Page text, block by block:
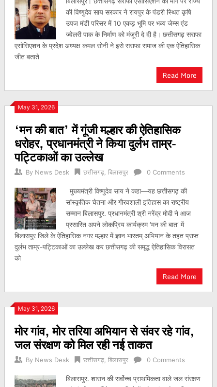
की विष्णुदेव साय सरकार ने रायपुर के पंडरी स्थित कृषि
उपज मंडी परिसर में 10 एकड़ भूमि पर भव्य जेम्स एंड
ज्वेलरी पाक के निर्माण को मंजूरी दे दी है। छत्तीसगढ़ सराफा
एसोसिएशन के प्रदेश अध्यक्ष कमल सोनी ने इसे सराफा समाज की एक ऐतिहासिक
जीत बताते
Read More
May 31, 2026
‘मन की बात’ में गूंजी मल्हार की ऐतिहासिक
धरोहर, प्रधानमंत्री ने किया दुर्लभ ताम्र-
पट्टिकाओं का उल्लेख
By News Desk छत्तीसगढ़, बिलासपुर 0 Comments
मुख्यमंत्री विष्णुदेव साय ने कहा—यह छत्तीसगढ़ की
सांस्कृतिक चेतना और गौरवशाली इतिहास का राष्ट्रीय
सम्मान बिलासपुर. प्रधानमंत्री श्री नरेंद्र मोदी ने आज
प्रसारित अपने लोकप्रिय कार्यक्रम ‘मन की बात’ में
बिलासपुर जिले के ऐतिहासिक नगर मल्हार में ज्ञान भारतम् अभियान के तहत प्राप्त
दुर्लभ ताम्र-पट्टिकाओं का उल्लेख कर छत्तीसगढ़ की समृद्ध ऐतिहासिक विरासत
को
Read More
May 31, 2026
मोर गांव, मोर तरिया अभियान से संवर रहे गांव,
जल संरक्षण को मिल रही नई ताकत
By News Desk छत्तीसगढ़, बिलासपुर 0 Comments
बिलासपुर. शासन की सर्वोच्च प्राथमिकता वाले जल संरक्षण